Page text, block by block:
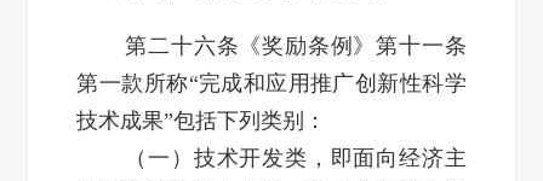
第二十六条《奖励条例》第十一条
第一款所称“完成和应用推广创新性科学
技术成果”包括下列类别：
（一）技术开发类，即面向经济主